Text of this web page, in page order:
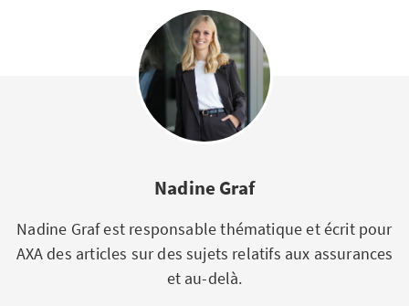
Nadine Graf
Nadine Graf est responsable thématique et écrit pour
AXA des articles sur des sujets relatifs aux assurances
et au-delà.